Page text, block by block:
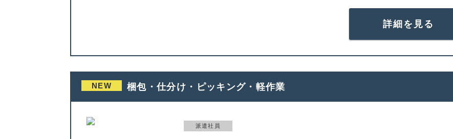
詳細を見る
NEW 梱包・仕分け・ピッキング・軽作業
派遣社員